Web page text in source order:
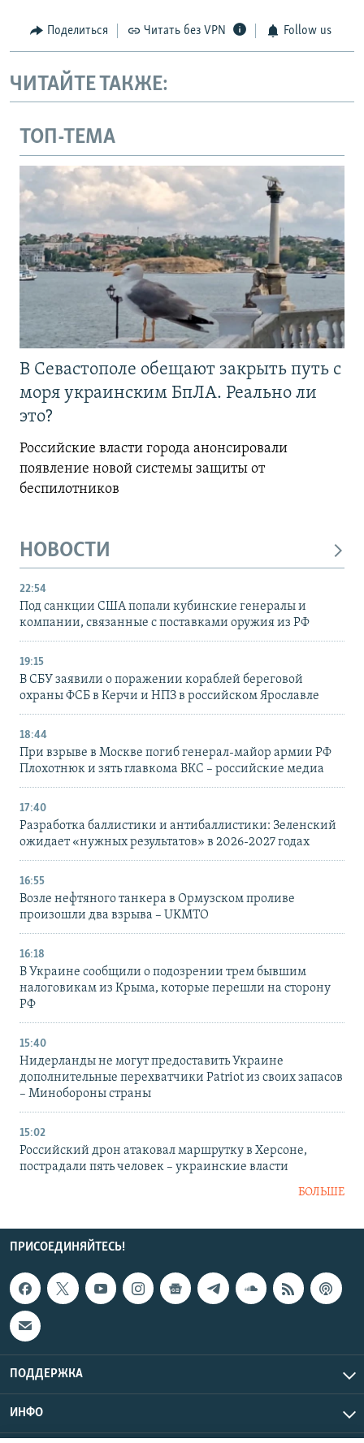
Поделиться Читать без VPN Follow us
ЧИТАЙТЕ ТАКЖЕ:
ТОП-ТЕМА
В Севастополе обещают закрыть путь с
моря украинским БпЛА. Реально ли
это?
Российские власти города анонсировали
появление новой системы защиты от
беспилотников
НОВОСТИ
22:54
Под санкции США попали кубинские генералы и
компании, связанные с поставками оружия из РФ
19:15
В СБУ заявили о поражении кораблей береговой
охраны ФСБ в Керчи и НПЗ в российском Ярославле
18:44
При взрыве в Москве погиб генерал-майор армии РФ
Плохотнюк и зять главкома ВКС – российские медиа
17:40
Разработка баллистики и антибаллистики: Зеленский
ожидает «нужных результатов» в 2026-2027 годах
16:55
Возле нефтяного танкера в Ормузском проливе
произошли два взрыва – UKMTO
16:18
В Украине сообщили о подозрении трем бывшим
налоговикам из Крыма, которые перешли на сторону
РФ
15:40
Нидерланды не могут предоставить Украине
дополнительные перехватчики Patriot из своих запасов
– Минобороны страны
15:02
Российский дрон атаковал маршрутку в Херсоне,
пострадали пять человек – украинские власти
БОЛЬШЕ
ПРИСОЕДИНЯЙТЕСЬ!
ПОДДЕРЖКА
ИНФО